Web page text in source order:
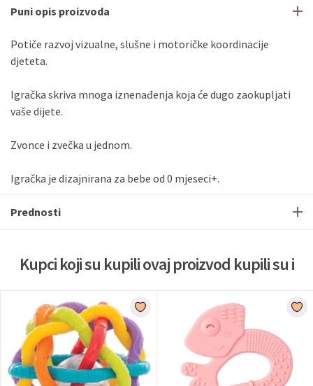
Puni opis proizvoda
Potiče razvoj vizualne, slušne i motoričke koordinacije
djeteta.
Igračka skriva mnoga iznenađenja koja će dugo zaokupljati
vaše dijete.
Zvonce i zvečka u jednom.
Igračka je dizajnirana za bebe od 0 mjeseci+.
Prednosti
Kupci koji su kupili ovaj proizvod kupili su i